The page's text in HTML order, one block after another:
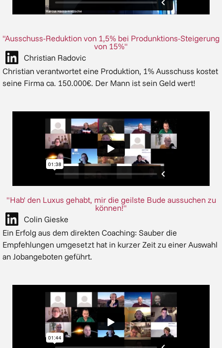
"Ausschuss-Reduktion von 1,5% bei Produnktions-Steigerung
von 15%"
Christian Radovic
Christian verantwortet eine Produktion, 1% Ausschuss kostet
seine Firma ca. 150.000€. Der Mann ist sein Geld wert!
"Hab' den Luxus gehabt, mir die geilste Bude aussuchen zu
können!"
Colin Gieske
Ein Erfolg aus dem direkten Coaching: Sauber die
Empfehlungen umgesetzt hat in kurzer Zeit zu einer Auswahl
an Jobangeboten geführt.